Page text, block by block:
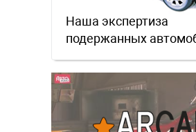
Наша экспертиза
подержанных